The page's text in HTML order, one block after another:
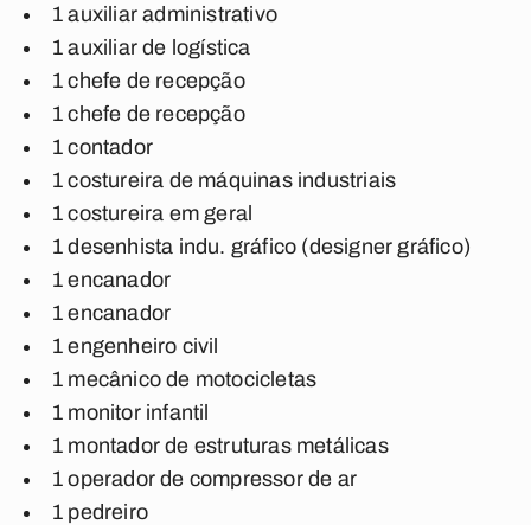
1 auxiliar administrativo
1 auxiliar de logística
1 chefe de recepção
1 chefe de recepção
1 contador
1 costureira de máquinas industriais
1 costureira em geral
1 desenhista indu. gráfico (designer gráfico)
1 encanador
1 encanador
1 engenheiro civil
1 mecânico de motocicletas
1 monitor infantil
1 montador de estruturas metálicas
1 operador de compressor de ar
1 pedreiro